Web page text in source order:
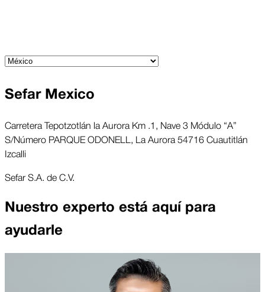
Sefar Mexico
Carretera Tepotzotlán la Aurora Km .1, Nave 3 Módulo “A”
S/Número PARQUE ODONELL, La Aurora 54716 Cuautitlán
Izcalli
Sefar S.A. de C.V.
Nuestro experto está aquí para
ayudarle